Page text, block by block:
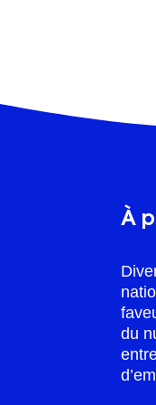
À
du